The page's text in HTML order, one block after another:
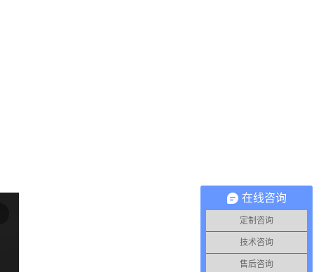
在线咨询
定制咨询
技术咨询
售后咨询